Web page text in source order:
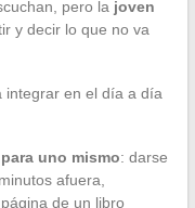
pero la joven
y decir lo que no va
integrar en el día a día
uno mismo: darse
afuera,
de un libro